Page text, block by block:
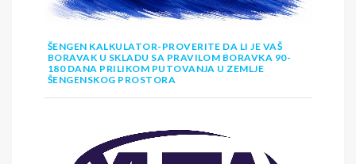
ŠENGEN KALKULATOR-PROVERITE DA LI JE VAŠ
BORAVAK U SKLADU SA PRAVILOM BORAVKA 90-
180 DANA PRILIKOM PUTOVANJA U ZEMLJE
ŠENGENSKOG PROSTORA